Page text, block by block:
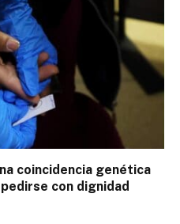
coincidencia genética
con dignidad